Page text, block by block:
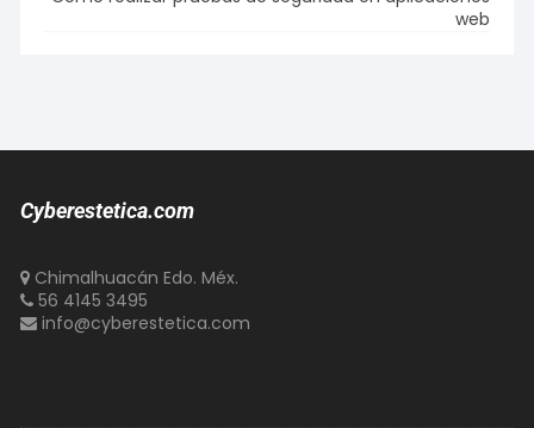
web
Cyberestetica.com
Chimalhuacán Edo. Méx.
56 4145 3495
info@cyberestetica.com